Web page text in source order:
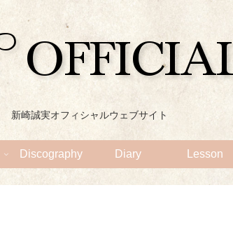
新崎誠実オフィシャルウェブサイト
Discography Diary Lesson